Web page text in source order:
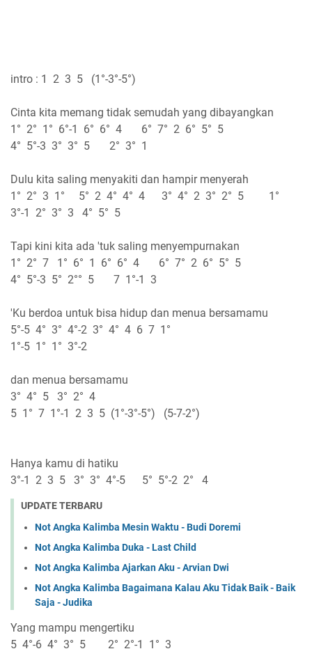
intro : 1 2 3 5 (1°-3°-5°)
Cinta kita memang tidak semudah yang dibayangkan
1° 2° 1° 6°-1 6° 6° 4 6° 7° 2 6° 5° 5
4° 5°-3 3° 3° 5 2° 3° 1
Dulu kita saling menyakiti dan hampir menyerah
1° 2° 3 1° 5° 2 4° 4° 4 3° 4° 2 3° 2° 5 1°
3°-1 2° 3° 3 4° 5° 5
Tapi kini kita ada 'tuk saling menyempurnakan
1° 2° 7 1° 6° 1 6° 6° 4 6° 7° 2 6° 5° 5
4° 5°-3 5° 2°° 5 7 1°-1 3
'Ku berdoa untuk bisa hidup dan menua bersamamu
5°-5 4° 3° 4°-2 3° 4° 4 6 7 1°
1°-5 1° 1° 3°-2
dan menua bersamamu
3° 4° 5 3° 2° 4
5 1° 7 1°-1 2 3 5 (1°-3°-5°) (5-7-2°)
Hanya kamu di hatiku
3°-1 2 3 5 3° 3° 4°-5 5° 5°-2 2° 4
UPDATE TERBARU
Not Angka Kalimba Mesin Waktu - Budi Doremi
Not Angka Kalimba Duka - Last Child
Not Angka Kalimba Ajarkan Aku - Arvian Dwi
Not Angka Kalimba Bagaimana Kalau Aku Tidak Baik - Baik
Saja - Judika
Yang mampu mengertiku
5 4°-6 4° 3° 5 2° 2°-1 1° 3